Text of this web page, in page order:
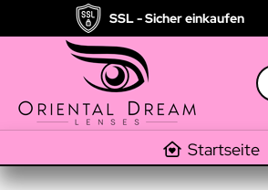
SSL - Sicher einkaufen
Startseite